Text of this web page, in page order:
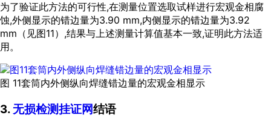
为了验证此方法的可行性,在测量位置选取试样进行宏观金相腐
蚀,外侧显示的错边量为3.90 mm,内侧显示的错边量为3.92
mm（见图11）,结果与上述测量计算值基本一致,证明此方法适
用。
图 11套筒内外侧纵向焊缝错边量的宏观金相显示
3. 无损检测挂证网结语